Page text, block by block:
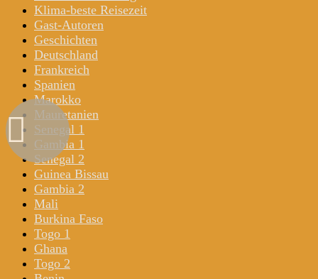
Klima-beste Reisezeit
Gast-Autoren
Geschichten
Deutschland
Frankreich
Spanien
Marokko
Mauretanien
Senegal 1
Gambia 1
Senegal 2
Guinea Bissau
Gambia 2
Mali
Burkina Faso
Togo 1
Ghana
Togo 2